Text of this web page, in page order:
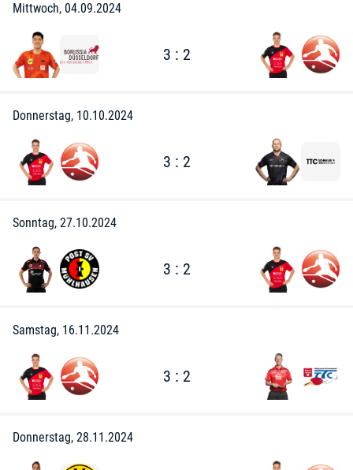
Mittwoch, 04.09.2024
3 : 2
Donnerstag, 10.10.2024
3 : 2
Sonntag, 27.10.2024
3 : 2
Samstag, 16.11.2024
3 : 2
Donnerstag, 28.11.2024